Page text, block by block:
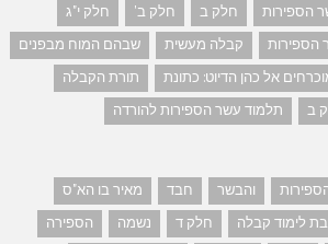
הספירות
חלק ב חלק ב'
חלק י"ג
הספירות קבלה מעשית
שבהם המוח מבפנים
אל כהן הדיוט: כתונת
תורת הקבלה
ב
תלמוד עשר הספירות להורדה
והבשר חבד
מאיר בו הא"ס
לימוד קבלה חלק ד נשמה
הספירה